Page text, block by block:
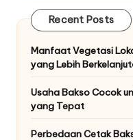
Recent Posts
Manfaat Vegetasi
yang Lebih
Usaha Bakso Cocok
yang Tepat
Perbedaan Cetak